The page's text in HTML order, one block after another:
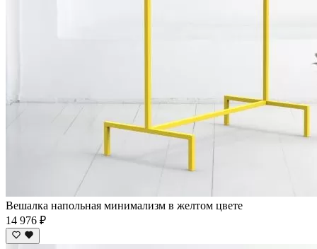
Вешалка напольная минимализм в желтом цвете
14 976 ₽